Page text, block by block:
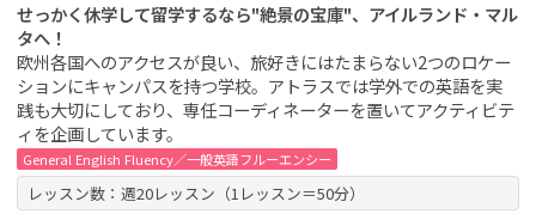
せっかく休学して留学するなら"絶景の宝庫"、アイルランド・マル
タへ！
欧州各国へのアクセスが良い、旅好きにはたまらない2つのロケー
ションにキャンパスを持つ学校。アトラスでは学外での英語を実
践も大切にしており、専任コーディネーターを置いてアクティビテ
ィを企画しています。
General English Fluency／一般英語フルーエンシー
レッスン数：週20レッスン（1レッスン＝50分）